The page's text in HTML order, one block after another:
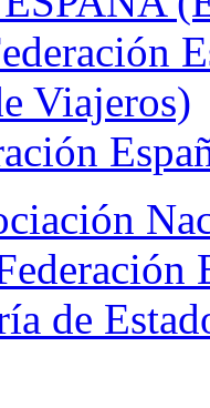
Viajeros)
de